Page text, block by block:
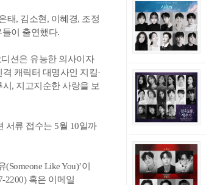
태, 김소현, 이혜경, 조정
이 출연했다.
션은 유능한 의사이자
캐릭터 대명사인 지킬·
, 지고지순한 사랑을 보
서류 접수는 5월 10일까
Like You)’이
2200) 혹은 이메일